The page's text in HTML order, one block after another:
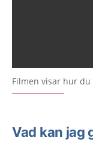
Filmen visar hur
Vad kan jag